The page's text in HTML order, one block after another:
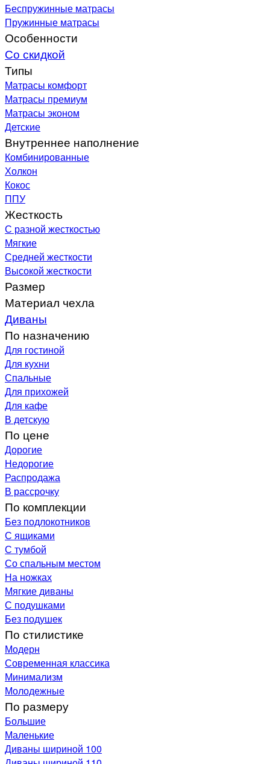
Беспружинные матрасы
Пружинные матрасы
Особенности
Со скидкой
Типы
Матрасы комфорт
Матрасы премиум
Матрасы эконом
Детские
Внутреннее наполнение
Комбинированные
Холкон
Кокос
ППУ
Жесткость
С разной жесткостью
Мягкие
Средней жесткости
Высокой жесткости
Размер
Материал чехла
Диваны
По назначению
Для гостиной
Для кухни
Спальные
Для прихожей
Для кафе
В детскую
По цене
Дорогие
Недорогие
Распродажа
В рассрочку
По комплекции
Без подлокотников
С ящиками
С тумбой
Со спальным местом
На ножках
Мягкие диваны
С подушками
Без подушек
По стилистике
Модерн
Современная классика
Минимализм
Молодежные
По размеру
Большие
Маленькие
Диваны шириной 100